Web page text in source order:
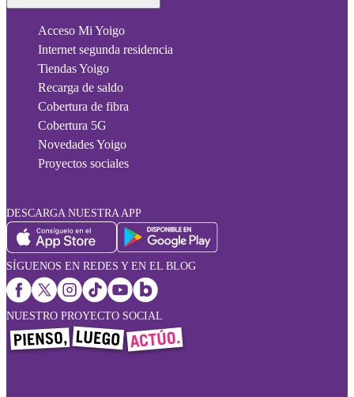
Acceso Mi Yoigo
Internet segunda residencia
Tiendas Yoigo
Recarga de saldo
Cobertura de fibra
Cobertura 5G
Novedades Yoigo
Proyectos sociales
DESCARGA NUESTRA APP
SÍGUENOS EN REDES Y EN EL BLOG
NUESTRO PROYECTO SOCIAL